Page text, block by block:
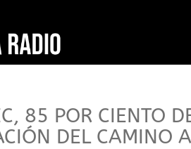
85 POR CIENTO
DEL CAMINO